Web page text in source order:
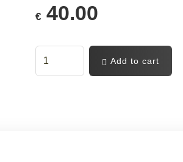
€ 40.00
Add to cart